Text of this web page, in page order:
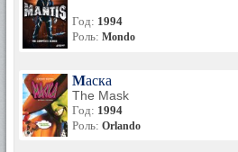
Год: 1994
Роль: Mondo
Маска
The Mask
Год: 1994
Роль: Orlando